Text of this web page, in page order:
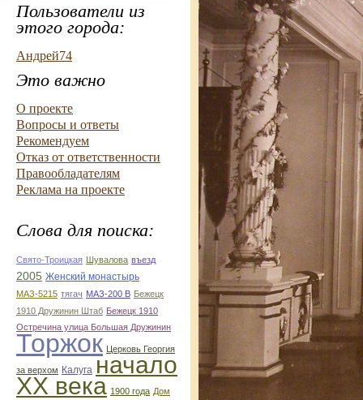
Пользователи из
этого города:
Андрей74
Это важно
О проекте
Вопросы и ответы
Рекомендуем
Отказ от ответственности
Правообладателям
Реклама на проекте
Слова для поиска:
Свято-Троицкая Шувалова въезд
2005 Женский монастырь
МАЗ-5215 тягач МАЗ-200 В Бежецк
1910 Дружинин Штаб Бежецк 1910
Остречина улица Большая Дружинин
Торжок Церковь Георгия
за верхом Калуга начало
ХХ века 1900 года Дом